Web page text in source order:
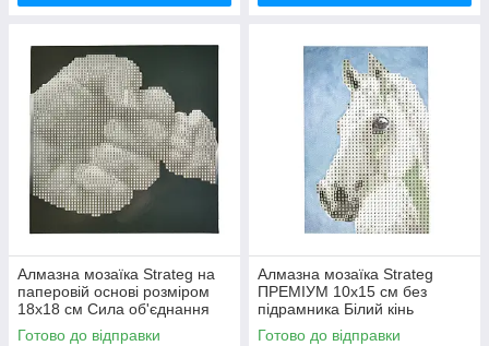
Алмазна мозаїка Strateg на
паперовій основі розміром
18х18 см Сила об'єднання
(JUB14404)
Готово до відправки
Алмазна мозаїка Strateg
ПРЕМІУМ 10х15 см без
підрамника Білий кінь
(YAB14431)
Готово до відправки